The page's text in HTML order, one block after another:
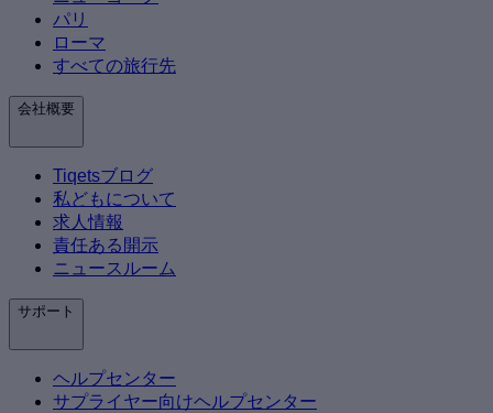
パリ
ローマ
すべての旅行先
会社概要
Tiqetsブログ
私どもについて
求人情報
責任ある開示
ニュースルーム
サポート
ヘルプセンター
サプライヤー向けヘルプセンター